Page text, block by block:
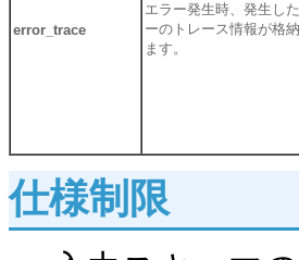
error_trace
エラー発生時、発生し
ーのトレース情報が格
ます。
仕様制限